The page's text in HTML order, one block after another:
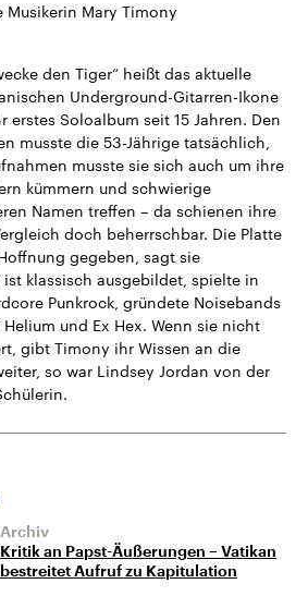
Musikerin Mary Timony
den Tiger“ heißt das aktuelle
Underground-Gitarren-Ikone
erstes Soloalbum seit 15 Jahren. Den
musste die 53-Jährige tatsächlich,
musste sie sich auch um ihre
kümmern und schwierige
Namen treffen – da schienen ihre
doch beherrschbar. Die Platte
gegeben, sagt sie
klassisch ausgebildet, spielte in
Punkrock, gründete Noisebands
und Ex Hex. Wenn sie nicht
gibt Timony ihr Wissen an die
so war Lindsey Jordan von der
Archiv
Kritik an Papst-Äußerungen – Vatikan
bestreitet Aufruf zu Kapitulation